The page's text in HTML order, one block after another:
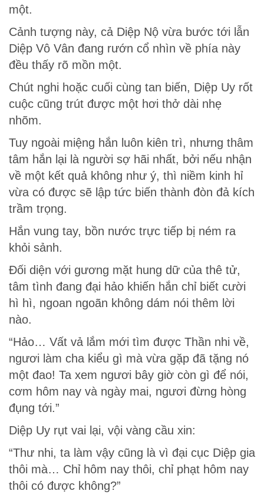
một.
Cảnh tượng này, cả Diệp Nộ vừa bước tới lẫn
Diệp Vô Vân đang rướn cổ nhìn về phía này
đều thấy rõ mồn một.
Chút nghi hoặc cuối cùng tan biến, Diệp Uy rốt
cuộc cũng trút được một hơi thở dài nhẹ
nhõm.
Tuy ngoài miệng hắn luôn kiên trì, nhưng thâm
tâm hắn lại là người sợ hãi nhất, bởi nếu nhận
về một kết quả không như ý, thì niềm kinh hỉ
vừa có được sẽ lập tức biến thành đòn đả kích
trầm trọng.
Hắn vung tay, bồn nước trực tiếp bị ném ra
khỏi sảnh.
Đối diện với gương mặt hung dữ của thê tử,
tâm tình đang đại hảo khiến hắn chỉ biết cười
hì hì, ngoan ngoãn không dám nói thêm lời
nào.
“Hảo… Vất vả lắm mới tìm được Thần nhi về,
ngươi làm cha kiểu gì mà vừa gặp đã tặng nó
một đao! Ta xem ngươi bây giờ còn gì để nói,
cơm hôm nay và ngày mai, ngươi đừng hòng
đụng tới.”
Diệp Uy rụt vai lại, vội vàng cầu xin:
“Thư nhi, ta làm vậy cũng là vì đại cục Diệp gia
thôi mà… Chỉ hôm nay thôi, chỉ phạt hôm nay
thôi có được không?”